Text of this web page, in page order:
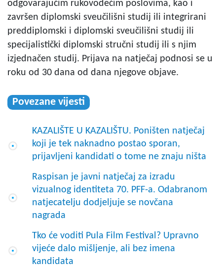
odgovarajućim rukovodećim poslovima, kao i
završen diplomski sveučilišni studij ili integrirani
preddiplomski i diplomski sveučilišni studij ili
specijalistički diplomski stručni studij ili s njim
izjednačen studij. Prijava na natječaj podnosi se u
roku od 30 dana od dana njegove objave.
Povezane vijesti
KAZALIŠTE U KAZALIŠTU. Poništen natječaj
koji je tek naknadno postao sporan,
prijavljeni kandidati o tome ne znaju ništa
Raspisan je javni natječaj za izradu
vizualnog identiteta 70. PFF-a. Odabranom
natjecatelju dodjeljuje se novčana
nagrada
Tko će voditi Pula Film Festival? Upravno
vijeće dalo mišljenje, ali bez imena
kandidata